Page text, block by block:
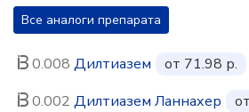
Все аналоги препарата
0.008 Дилтиазем
от 71.98 р.
0.002 Дилтиазем Ланнахер